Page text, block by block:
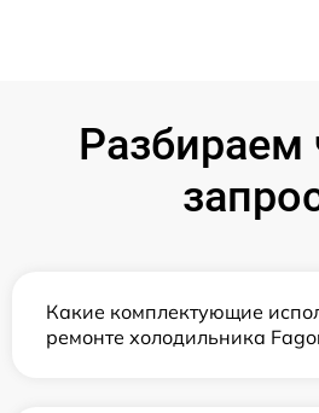
Разбираем
Какие комплектующие
ремонте холодильника